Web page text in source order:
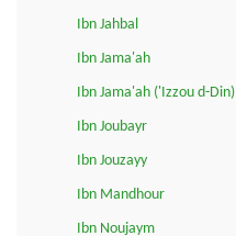
Ibn Jahbal
Ibn Jama'ah
Ibn Jama'ah ('Izzou d-Din)
Ibn Joubayr
Ibn Jouzayy
Ibn Mandhour
Ibn Noujaym